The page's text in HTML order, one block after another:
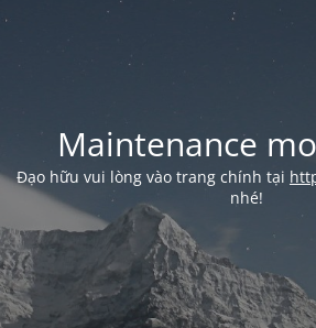
Maintenance
Đạo hữu vui lòng vào trang chính tại
nhé!